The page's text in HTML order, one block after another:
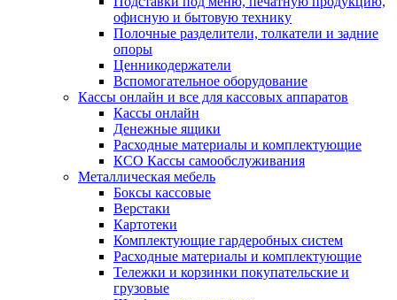
офисную и бытовую технику
Полочные разделители, толкатели и задние
опоры
Ценникодержатели
Вспомогательное оборудование
Кассы онлайн и все для кассовых аппаратов
Кассы онлайн
Денежные ящики
Расходные материалы и комплектующие
КСО Кассы самообслуживания
Металлическая мебель
Боксы кассовые
Верстаки
Картотеки
Комплектующие гардеробных систем
Расходные материалы и комплектующие
Тележки и корзинки покупательские и
грузовые